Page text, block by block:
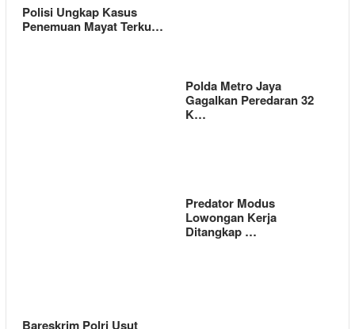
Polisi Ungkap Kasus
Penemuan Mayat Terku…
Polda Metro Jaya
Gagalkan Peredaran 32
K…
Bareskrim Polri Usut
Predator Modus
Lowongan Kerja
Ditangkap …